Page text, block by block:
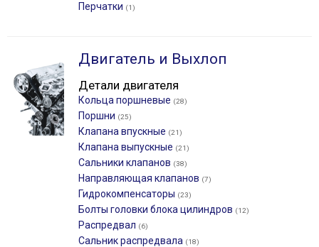
Перчатки (1)
Двигатель и Выхлоп
Детали двигателя
Кольца поршневые (28)
Поршни (25)
Клапана впускные (21)
Клапана выпускные (21)
Сальники клапанов (38)
Направляющая клапанов (7)
Гидрокомпенсаторы (23)
Болты головки блока цилиндров (12)
Распредвал (6)
Сальник распредвала (18)